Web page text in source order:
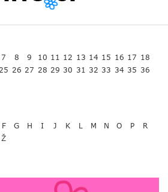
7 8 9 10 11 12 13 14 15 16 17 18
25 26 27 28 29 30 31 32 33 34 35 36
F G H I J K L M N O P
R
Ž